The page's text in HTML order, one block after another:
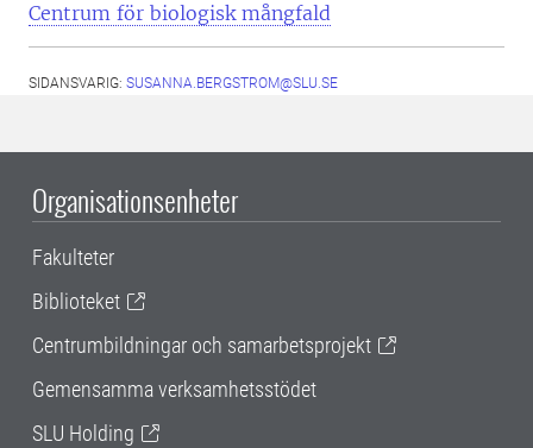
Centrum för biologisk mångfald
SIDANSVARIG: SUSANNA.BERGSTROM@SLU.SE
Organisationsenheter
Fakulteter
Biblioteket
Centrumbildningar och samarbetsprojekt
Gemensamma verksamhetsstödet
SLU Holding